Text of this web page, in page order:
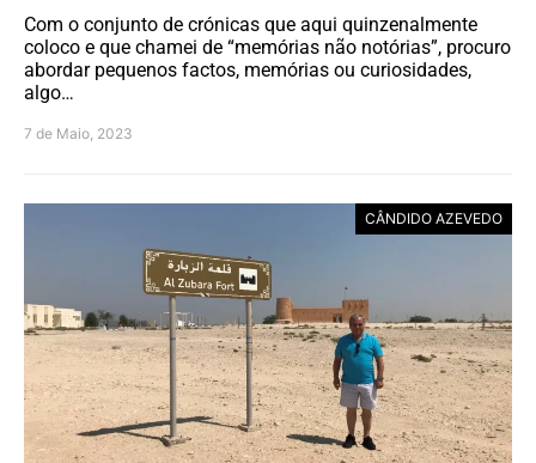
Com o conjunto de crónicas que aqui quinzenalmente
coloco e que chamei de “memórias não notórias”, procuro
abordar pequenos factos, memórias ou curiosidades,
algo…
7 de Maio, 2023
CÂNDIDO AZEVEDO